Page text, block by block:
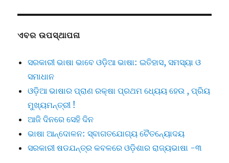
ଏବର ଉପସ୍ଥାପନା
ସରକାରୀ ଭାଷା ଭାବେ ଓଡ଼ିଆ ଭାଷା: ଇତିହାସ, ସମସ୍ୟା ଓ
ସମାଧାନ
ଓଡ଼ିଆ ଭାଷାର ପ୍ରାଣ ରକ୍ଷା ପ୍ରଥମ ଧ୍ୟେୟ ହେଉ , ପ୍ରିୟ
ମୁଖ୍ୟମନ୍ତ୍ରୀ !
ଆଜି ଦିନରେ ସେହି ଦିନ
ଭାଷା ଆନ୍ଦୋଳନ: ସ୍ବାଗତଯୋଗ୍ୟ ଚୈତନ୍ୟୋଦୟ
ସରକାରୀ ଷଡଯନ୍ତ୍ର କବଳରେ ଓଡ଼ିଶାର ରାଜ୍ୟଭାଷା -୩